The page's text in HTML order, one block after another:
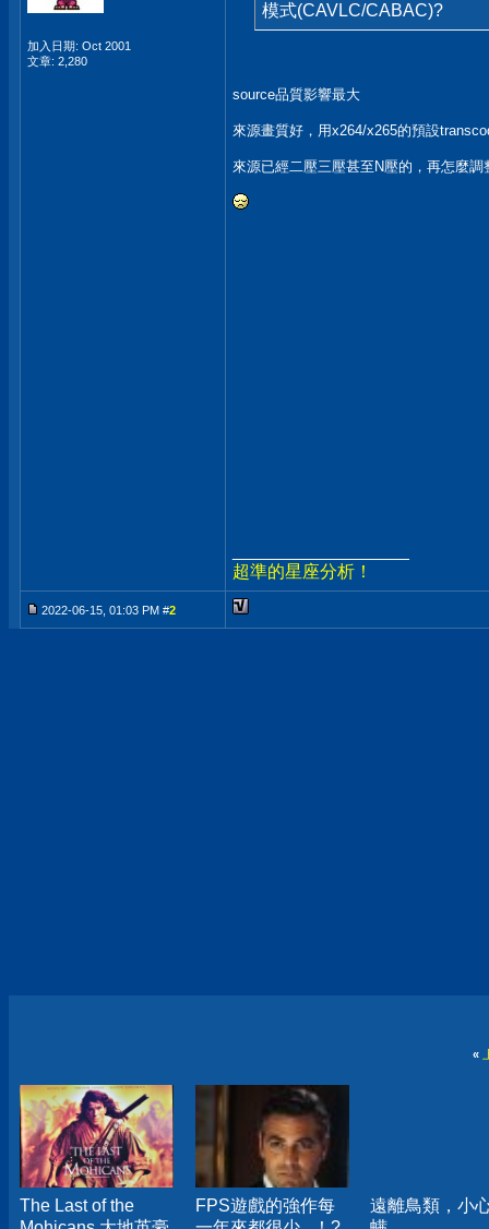
加入日期: Oct 2001
文章: 2,280
模式(CAVLC/CABAC)?
source品質影響最大
來源畫質好，用x264/x265的預設
來源已經二壓三壓甚至N壓的，再怎麼
超準的星座分析！
2022-06-15, 01:03 PM #2
«
The Last of the
FPS遊戲的強作每
遠離鳥類，小